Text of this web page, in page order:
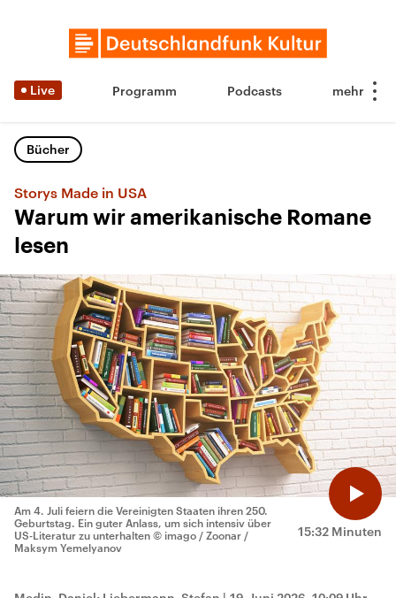
Live Programm Podcasts
Bücher
Storys Made in USA
Warum wir amerikanische Romane
lesen
15:32 Minuten
Am 4. Juli feiern die Vereinigten Staaten ihren 250.
Geburtstag. Ein guter Anlass, um sich intensiv über
US-Literatur zu unterhalten © imago / Zoonar /
Maksym Yemelyanov